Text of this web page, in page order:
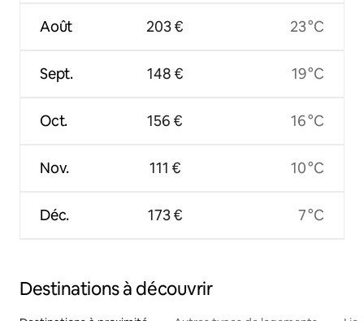
Août
Sept.
Oct.
Nov.
Déc.
203 €
148 €
156 €
111 €
173 €
23 °C
19 °C
16 °C
10 °C
7 °C
Destinations à découvrir